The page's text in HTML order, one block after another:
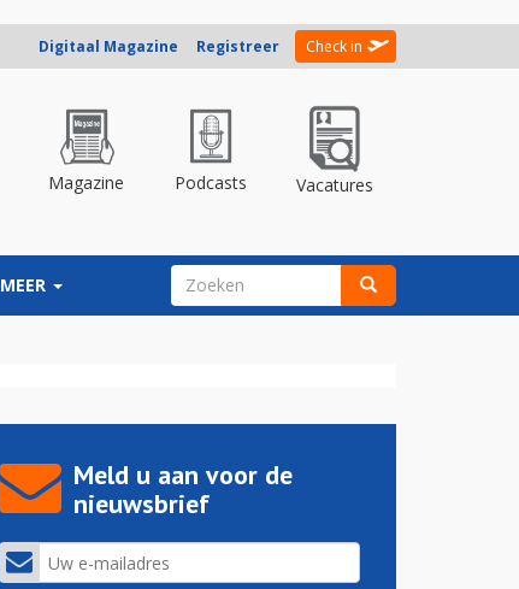
Digitaal Magazine Registreer Check in
Magazine Podcasts Vacatures
MEER ZOEKVELD
Meld u aan voor de
nieuwsbrief